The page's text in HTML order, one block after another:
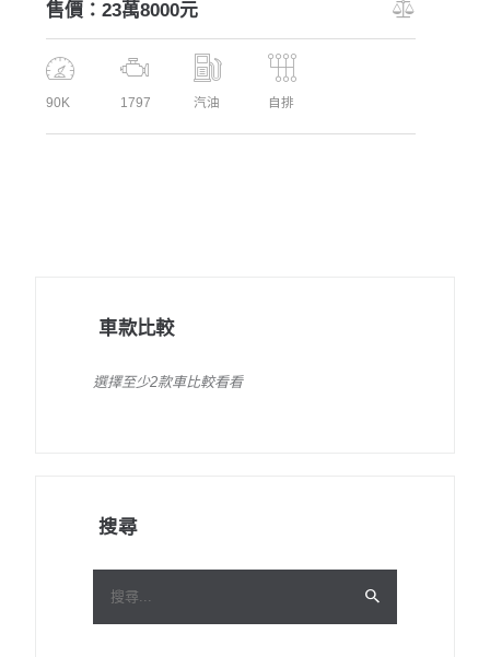
售價：23萬8000元
90K 1797 汽油 自排
車款比較
選擇至少2款車比較看看
搜尋
關